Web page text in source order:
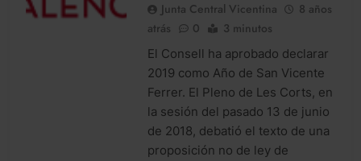
Junta Central Vicentina
8 años
atrás
0 3 minutos
El Consell ha aprobado declarar
2019 como Año de San Vicente
Ferrer. El Pleno de Les Corts, en
la sesión del pasado 13 de junio
de 2018, debatió el texto de una
proposición no de ley de